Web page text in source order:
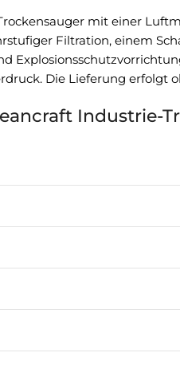
mit einer
Filtration, einem
Die Lieferung erfolgt
Industrie-